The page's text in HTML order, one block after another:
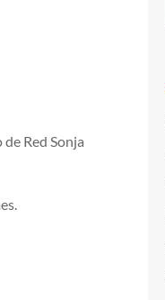
Red Sonja